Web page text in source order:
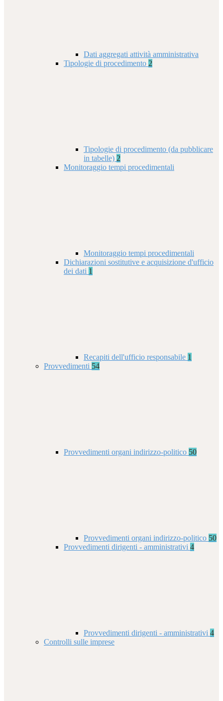
Dati aggregati attività amministrativa
Tipologie di procedimento 2
Tipologie di procedimento (da pubblicare
in tabelle) 2
Monitoraggio tempi procedimentali
Monitoraggio tempi procedimentali
Dichiarazioni sostitutive e acquisizione d'ufficio
dei dati 1
Recapiti dell'ufficio responsabile 1
Provvedimenti 54
Provvedimenti organi indirizzo-politico 50
Provvedimenti organi indirizzo-politico 50
Provvedimenti dirigenti - amministrativi 4
Provvedimenti dirigenti - amministrativi 4
Controlli sulle imprese